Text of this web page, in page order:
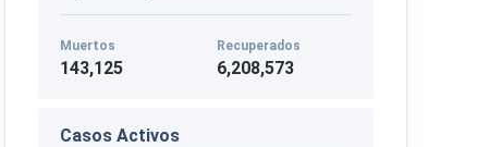
Muertos
143,125
Recuperados
6,208,573
Casos Activos